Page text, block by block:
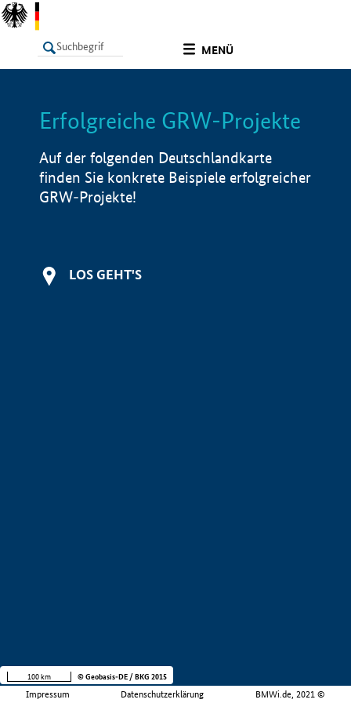
MENÜ
LISTE Info
Erfolgreiche GRW-Projekte
Auf der folgenden Deutschlandkarte
finden Sie konkrete Beispiele erfolgreicher
GRW-Projekte!
LOS GEHT'S
Impressum Datenschutzerklärung BMWi.de, 2021 ©
100 km © Geobasis-DE / BKG 2015